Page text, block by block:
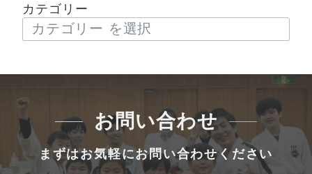
カテゴリー
お問い合わせ
まずはお気軽にお問い合わせください